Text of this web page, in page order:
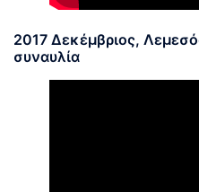
2017 Δεκέμβριος,
συναυλία